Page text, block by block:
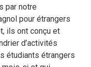
par notre
pour étrangers
ils ont conçu et
d’activités
étudiants étrangers